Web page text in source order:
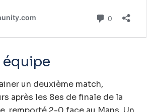
équipe
un deuxième match,
après les 8es de finale de la